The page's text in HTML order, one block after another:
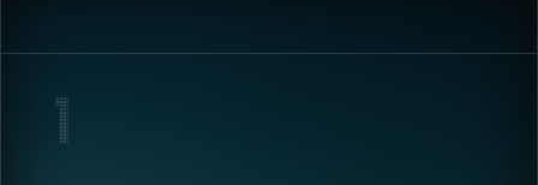
1